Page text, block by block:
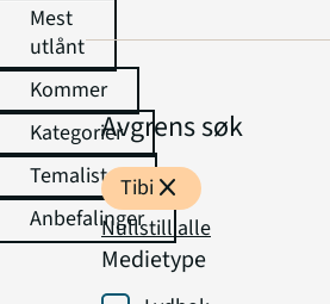
Mest
utlånt
Kommer
Kategorier
Temalister
Anbefalinger
Avgrens søk
Tibi close
Nullstill alle
Medietype